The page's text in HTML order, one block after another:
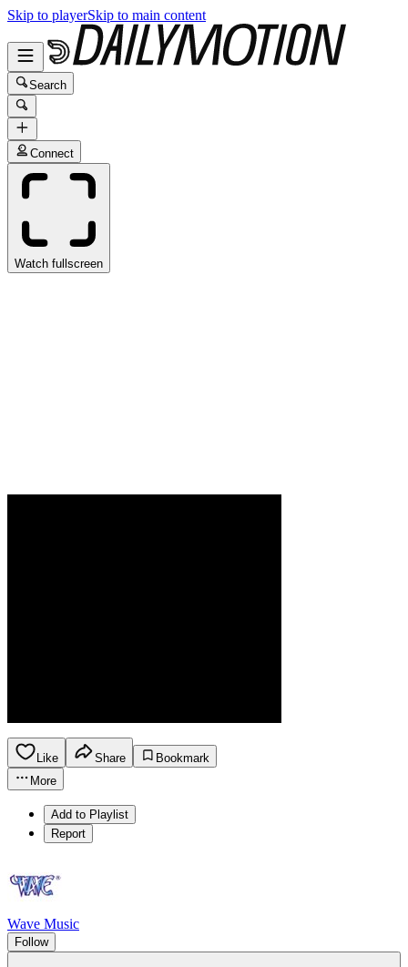
Skip to playerSkip to main content
Search
Connect
Watch fullscreen
Like Share
Bookmark
More
Add to Playlist
Report
Wave Music
Follow